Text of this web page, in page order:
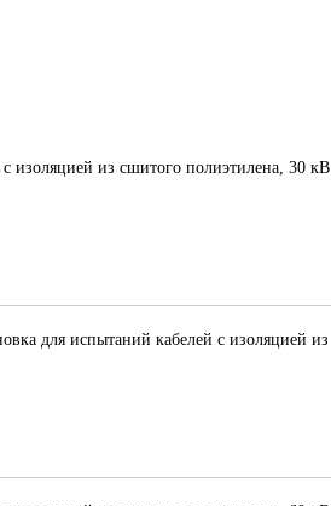
изоляцией из сшитого полиэтилена, 30 кВ
для испытаний кабелей с изоляцией из